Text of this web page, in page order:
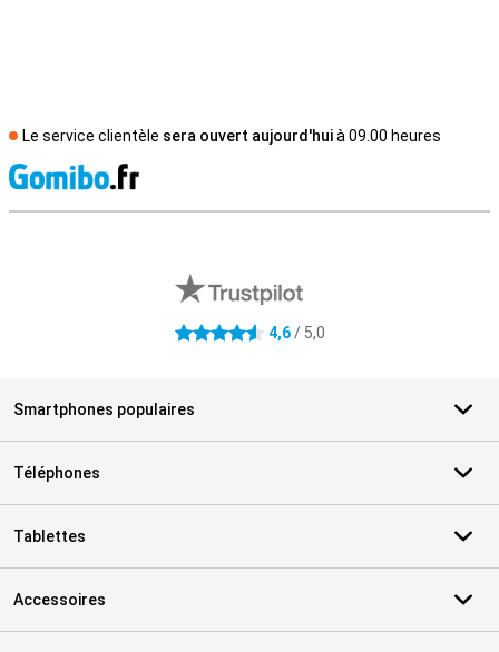
Le service clientèle sera ouvert aujourd'huià 09.00 heures
4.6 étoiles 4,6/ 5,0
Smartphones populaires
Téléphones
Tablettes
Accessoires